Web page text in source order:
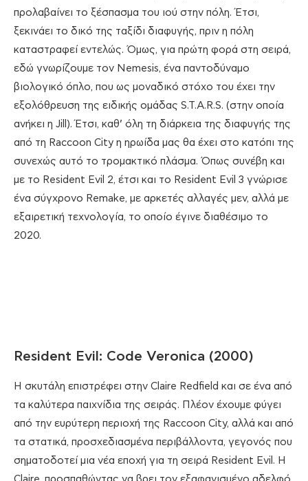
προλαβαίνει το ξέσπασμα του ιού στην πόλη. Έτσι,
ξεκινάει το δικό της ταξίδι διαφυγής, πριν η πόλη
καταστραφεί εντελώς. Όμως, για πρώτη φορά στη σειρά,
εδώ γνωρίζουμε τον Nemesis, ένα παντοδύναμο
βιολογικό όπλο, που ως μοναδικό στόχο του έχει την
εξολόθρευση της ειδικής ομάδας S.T.A.R.S. (στην οποία
ανήκει η Jill). Έτσι, καθ’ όλη τη διάρκεια της διαφυγής της
από τη Raccoon City η ηρωίδα μας θα έχει στο κατόπι της
συνεχώς αυτό το τρομακτικό πλάσμα. Όπως συνέβη και
με το Resident Evil 2, έτσι και το Resident Evil 3 γνώρισε
ένα σύγχρονο Remake, με αρκετές αλλαγές μεν, αλλά με
εξαιρετική τεχνολογία, το οποίο έγινε διαθέσιμο το
2020.
Resident Evil: Code Veronica (2000)
Η σκυτάλη επιστρέφει στην Claire Redfield και σε ένα από
τα καλύτερα παιχνίδια της σειράς. Πλέον έχουμε φύγει
από την ευρύτερη περιοχή της Raccoon City, αλλά και από
τα στατικά, προσχεδιασμένα περιβάλλοντα, γεγονός που
σηματοδοτεί μια νέα εποχή για τη σειρά Resident Evil. Η